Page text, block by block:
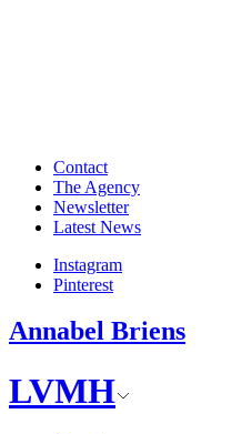
Contact
The Agency
Newsletter
Latest News
Instagram
Pinterest
Annabel Briens
LVMH